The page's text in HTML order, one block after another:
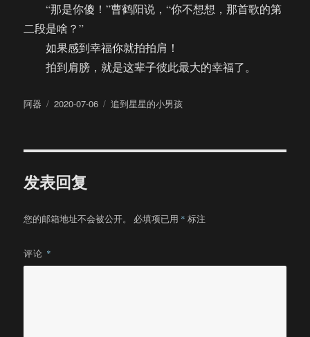
“那是你傻！”曹鹤阳说，“你不想想，那首歌的第
二段是啥？”
如果感到幸福你就拍拍肩！
拍到肩膀，就是这辈子彼此最大的幸福了。
作
阿器
发
2020-07-06
分
追到星星的小男孩
发表回复
您的邮箱地址不会被公开。 必填项已用 * 标注
评论 *